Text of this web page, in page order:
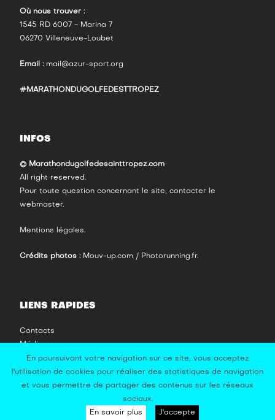
Où nous trouver :
1545 RD 6007 - Marina 7
06270 Villeneuve-Loubet
Email : mail@azur-sport.org
#MARATHONDUGOLFEDESTTROPEZ
INFOS
© Marathondugolfedesainttropez.com
All right reserved.
Pour toute question concernant le site, contacter le
webmaster.
Mentions légales.
Crédits photos :Mouv-up.com / Photorunning.fr.
LIENS RAPIDES
Contacts
Média
Photos
Vidéos
En poursuivant votre navigation sur ce site, vous acceptez
l'utilisation de cookies pour réaliser des statistiques de navigation
et vous permettre de partager des contenus sur les réseaux
sociaux.
En savoir plus
J'accepte